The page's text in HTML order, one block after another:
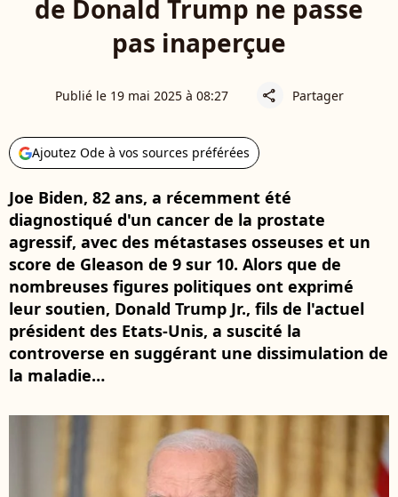
de Donald Trump ne passe
pas inaperçue
Publié le 19 mai 2025 à 08:27 share Partager
Ajoutez Ode à vos sources préférées
Joe Biden, 82 ans, a récemment été
diagnostiqué d'un cancer de la prostate
agressif, avec des métastases osseuses et un
score de Gleason de 9 sur 10. Alors que de
nombreuses figures politiques ont exprimé
leur soutien, Donald Trump Jr., fils de l'actuel
président des Etats-Unis, a suscité la
controverse en suggérant une dissimulation de
la maladie…